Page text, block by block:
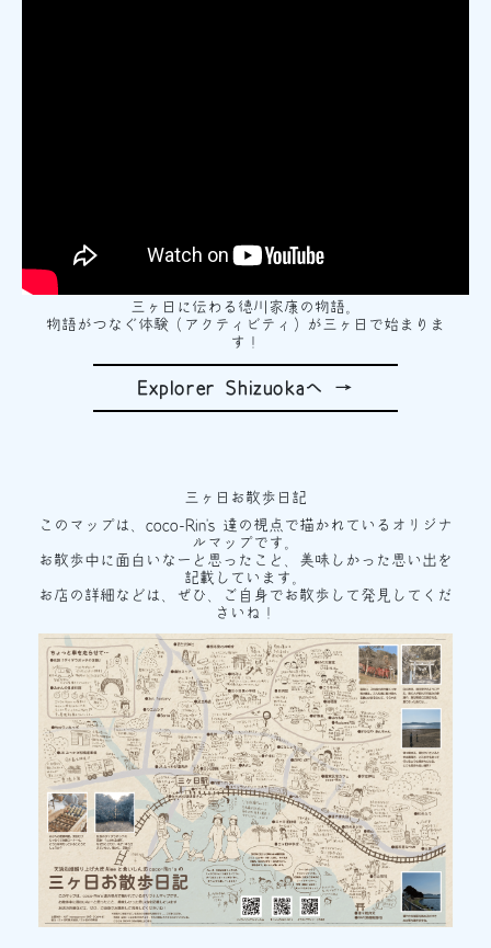
三ヶ日に伝わる徳川家康の物語。
物語がつなぐ体験（アクティビティ）が三ヶ日で始まりま
す！
Explorer Shizuokaへ →
三ヶ日お散歩日記
このマップは、coco-Rin's 達の視点で描かれているオリジナ
ルマップです。
お散歩中に面白いなーと思ったこと、美味しかった思い出を
記載しています。
お店の詳細などは、ぜひ、ご自身でお散歩して発見してくだ
さいね！